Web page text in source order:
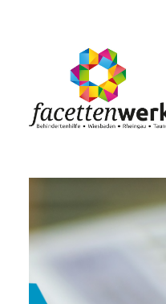
FACETTENBLOG
JOBS & KARRIERE